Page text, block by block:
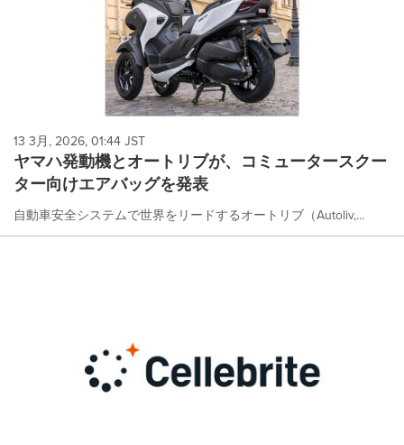
13 3月, 2026, 01:44 JST
ヤマハ発動機とオートリブが、コミュータースクー
ター向けエアバッグを発表
自動車安全システムで世界をリードするオートリブ（Autoliv,...